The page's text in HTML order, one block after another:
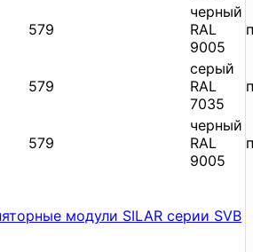
579
черный
RAL
9005
579
cерый
RAL
7035
579
черный
RAL
9005
модули SILAR серии SVB